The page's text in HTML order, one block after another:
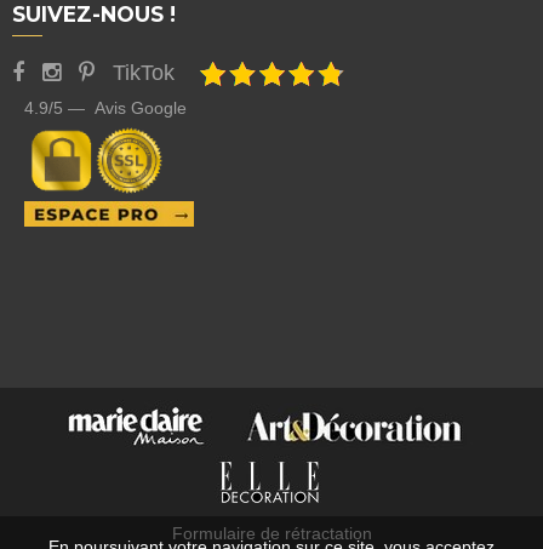
SUIVEZ-NOUS !
TikTok
4.9/5 — Avis Google
Formulaire de rétractation